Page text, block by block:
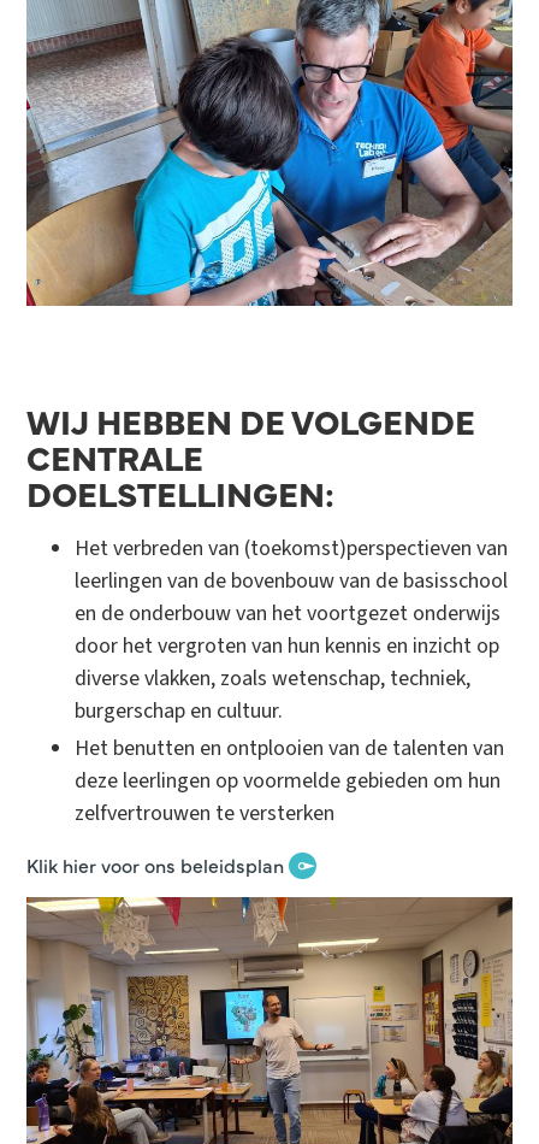
WIJ HEBBEN DE VOLGENDE
CENTRALE
DOELSTELLINGEN:
Het verbreden van (toekomst)perspectieven van
leerlingen van de bovenbouw van de basisschool
en de onderbouw van het voortgezet onderwijs
door het vergroten van hun kennis en inzicht op
diverse vlakken, zoals wetenschap, techniek,
burgerschap en cultuur.
Het benutten en ontplooien van de talenten van
deze leerlingen op voormelde gebieden om hun
zelfvertrouwen te versterken
Klik hier voor ons beleidsplan